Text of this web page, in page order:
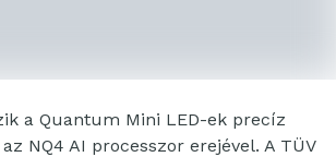
a Quantum Mini LED-ek precíz
NQ4 AI processzor erejével. A TÜV